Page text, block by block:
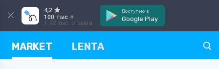
4,2
100 тыс.+
1,92 тыс. отзыва
Доступно в
Google Play
MARKET LENTA